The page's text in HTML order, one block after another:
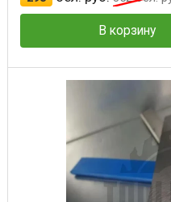
В корзину